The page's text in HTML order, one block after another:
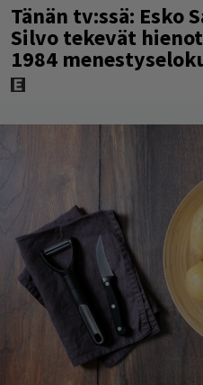
Tänän tv:ssä: Esko
Silvo tekevät
1984